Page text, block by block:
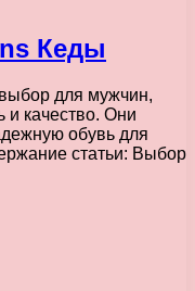
Кеды
для мужчин,
и качество. Они
обувь для
статьи: Выбор